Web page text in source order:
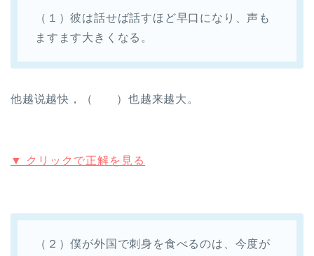
（１）彼は話せば話すほど早口になり、声も
ますます大きくなる。
他越说越快，（ ）也越来越大。
▼ クリックで正解を見る
（２）僕が外国で刺身を食べるのは、今度が